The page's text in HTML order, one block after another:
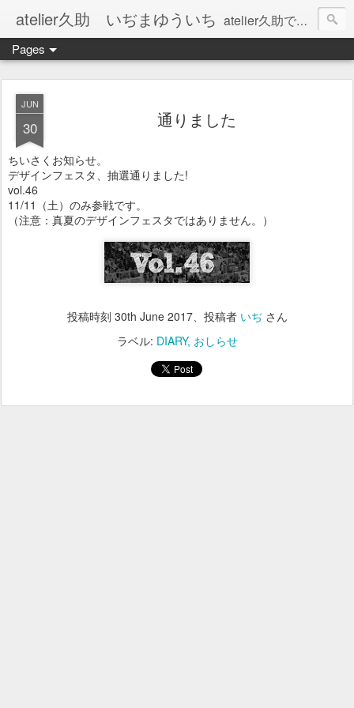
atelier久助 いぢまゆういち atelier久助では土と火から暖かなモノたちを生み出しています。 ご覧になられた方が和んで頂ければ幸いです。
Pages
JUN
30 通りました
ちいさくお知らせ。
デザインフェスタ、抽選通りました!
vol.46
11/11（土）のみ参戦です。
（注意：真夏のデザインフェスタではありません。）
投稿時刻 30th June 2017、投稿者 いぢさん
ラベル: DIARY おしらせ